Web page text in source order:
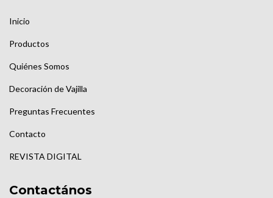
Inicio
Productos
Quiénes Somos
Decoración de Vajilla
Preguntas Frecuentes
Contacto
REVISTA DIGITAL
Contactános